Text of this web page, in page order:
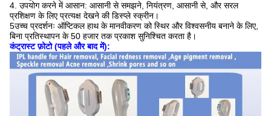
4. उपयोग करने में आसान: आसानी से समझने, नियंत्रण, आसानी से, और सरल
प्रशिक्षण के लिए प्रत्यक्ष देखने की डिस्प्ले स्क्रीन।
5उच्च प्रदर्शनः ऑप्टिकल हाथ के मानवीकरण को स्थिर और विश्वसनीय बनाने के लिए,
बिना प्रतिस्थापन के 50 हजार तक प्रकाश सुनिश्चित करता है।
कंट्रास्ट फ़ोटो (पहले और बाद में):